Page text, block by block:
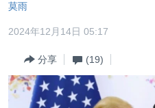
内
容
到
导
最新国际新闻
印太
分类新闻
经济·金融·贸易
美中关系
莫雨
2024年12月14日 05:17
分享 (19)